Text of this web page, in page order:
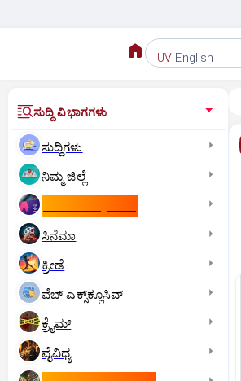
UV English
ಸುದ್ದಿ ವಿಭಾಗಗಳು
ಸುದ್ದಿಗಳು
ನಿಮ್ಮ ಜಿಲ್ಲೆ
ಸಿನೆಮಾ
ಕ್ರೀಡೆ
ವೆಬ್ ಎಕ್ಸ್‌ಕ್ಲೂಸಿವ್
ಕ್ರೈಮ್
ವೈವಿಧ್ಯ